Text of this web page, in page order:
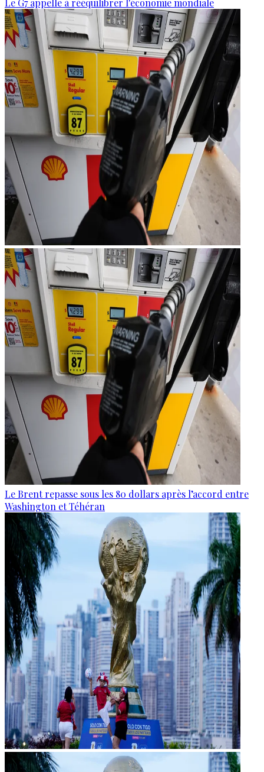
Le G7 appelle à rééquilibrer l'économie mondiale
Le Brent repasse sous les 80 dollars après l’accord entre
Washington et Téhéran